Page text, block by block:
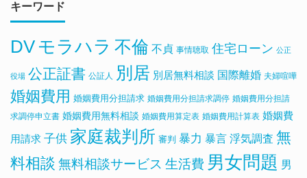
キーワード
DV モラハラ 不倫 不貞 事情聴取 住宅ローン 公正
役場 公正証書 公証人 別居 別居無料相談 国際離婚 夫婦喧嘩
婚姻費用 婚姻費用分担請求 婚姻費用分担請求調停 婚姻費用分担請
求調停申立書 婚姻費用無料相談 婚姻費用算定表 婚姻費用計算表 婚姻費
用請求 子供 家庭裁判所 審判 暴力 暴言 浮気調査 無
料相談 無料相談サービス 生活費 男女問題 男